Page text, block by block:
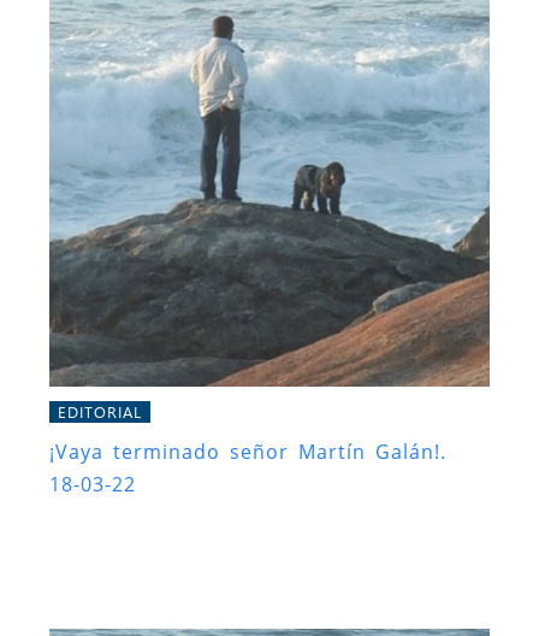
EDITORIAL
¡Vaya terminado señor Martín Galán!.
18-03-22